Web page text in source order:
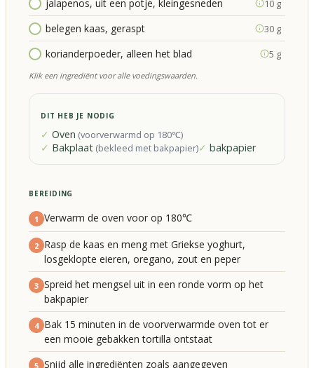
jalapenos, uit een potje, kleingesneden 10 g
belegen kaas, geraspt 30 g
korianderpoeder, alleen het blad 5 g
Klik een ingrediënt voor alle voedingswaarden.
DIT HEB JE NODIG
Oven (voorverwarmd op 180℃)
Bakplaat (bekleed met bakpapier) bakpapier
BEREIDING
1 Verwarm de oven voor op 180℃
2 Rasp de kaas en meng met Griekse yoghurt,
losgeklopte eieren, oregano, zout en peper
3 Spreid het mengsel uit in een ronde vorm op het
bakpapier
4 Bak 15 minuten in de voorverwarmde oven tot er
een mooie gebakken tortilla ontstaat
5 Snijd alle ingrediënten zoals aangegeven